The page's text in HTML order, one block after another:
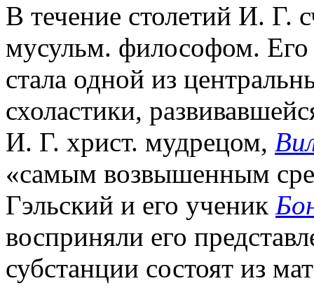
В течение столетий И. Г.
мусульм. философом. Его
стала одной из
схоластики,
И. Г. христ. мудрецом,
«самым возвышенным
Гэльский и его ученик
восприняли его
субстанции состоят из